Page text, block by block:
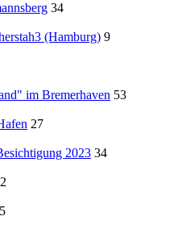
34
(Hamburg) 9
im Bremerhaven 53
27
2023 34
5